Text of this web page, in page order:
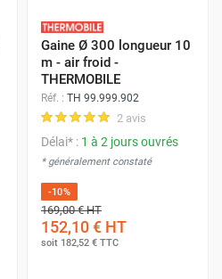
Gaine Ø 300 longueur 10
m - air froid -
THERMOBILE
Réf. : TH 99.999.902
2 avis
Délai* : 1 à 2 jours ouvrés
* généralement constaté
-10%
169,00 €HT
152,10 € HT
soit 182,52 € TTC